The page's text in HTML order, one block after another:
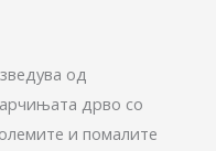
од
дрво со
и помалите